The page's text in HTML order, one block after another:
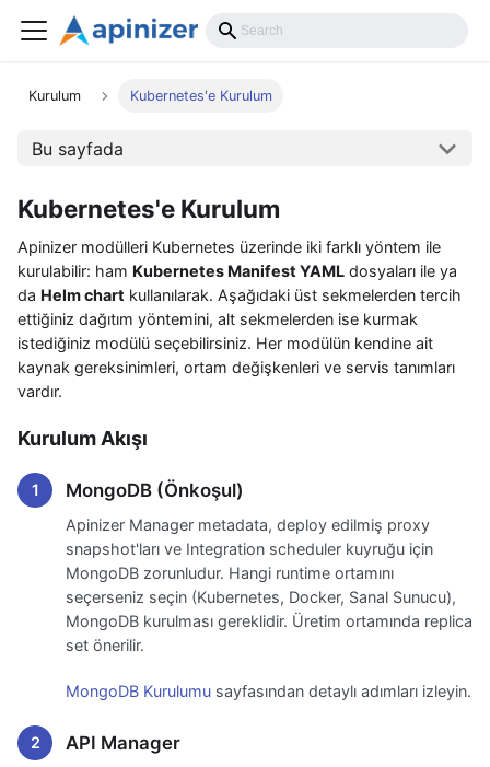
Kurulum Kubernetes'e Kurulum
Bu sayfada
Kubernetes'e Kurulum
Apinizer modülleri Kubernetes üzerinde iki farklı yöntem ile
kurulabilir: ham Kubernetes Manifest YAML dosyaları ile ya
da Helm chart kullanılarak. Aşağıdaki üst sekmelerden tercih
ettiğiniz dağıtım yöntemini, alt sekmelerden ise kurmak
istediğiniz modülü seçebilirsiniz. Her modülün kendine ait
kaynak gereksinimleri, ortam değişkenleri ve servis tanımları
vardır.
Kurulum Akışı
MongoDB (Önkoşul)
Apinizer Manager metadata, deploy edilmiş proxy
snapshot'ları ve Integration scheduler kuyruğu için
MongoDB zorunludur. Hangi runtime ortamını
seçerseniz seçin (Kubernetes, Docker, Sanal Sunucu),
MongoDB kurulması gereklidir. Üretim ortamında replica
set önerilir.
MongoDB Kurulumu sayfasından detaylı adımları izleyin.
API Manager